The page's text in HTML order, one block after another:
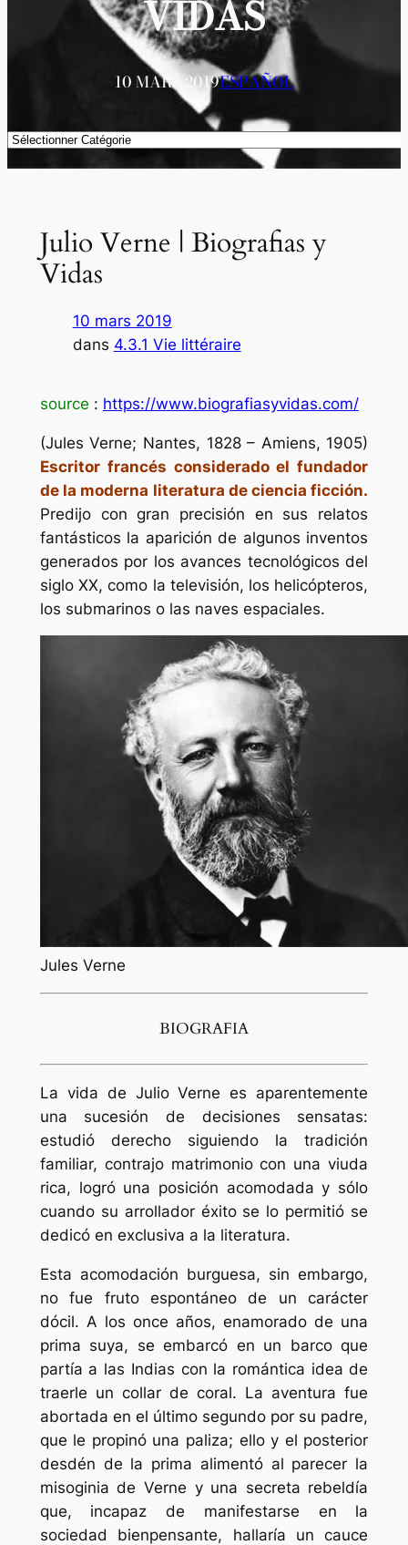
VIDAS
10 MARS 2019ESPAÑOL
Catégories
Julio Verne | Biografias y
Vidas
10 mars 2019
dans 4.3.1 Vie littéraire
source : https://www.biografiasyvidas.com/
(Jules Verne; Nantes, 1828 – Amiens, 1905)
Escritor francés considerado el fundador
de la moderna literatura de ciencia ficción.
Predijo con gran precisión en sus relatos
fantásticos la aparición de algunos inventos
generados por los avances tecnológicos del
siglo XX, como la televisión, los helicópteros,
los submarinos o las naves espaciales.
Jules Verne
BIOGRAFIA
La vida de Julio Verne es aparentemente
una sucesión de decisiones sensatas:
estudió derecho siguiendo la tradición
familiar, contrajo matrimonio con una viuda
rica, logró una posición acomodada y sólo
cuando su arrollador éxito se lo permitió se
dedicó en exclusiva a la literatura.
Esta acomodación burguesa, sin embargo,
no fue fruto espontáneo de un carácter
dócil. A los once años, enamorado de una
prima suya, se embarcó en un barco que
partía a las Indias con la romántica idea de
traerle un collar de coral. La aventura fue
abortada en el último segundo por su padre,
que le propinó una paliza; ello y el posterior
desdén de la prima alimentó al parecer la
misoginia de Verne y una secreta rebeldía
que, incapaz de manifestarse en la
sociedad bienpensante, hallaría un cauce